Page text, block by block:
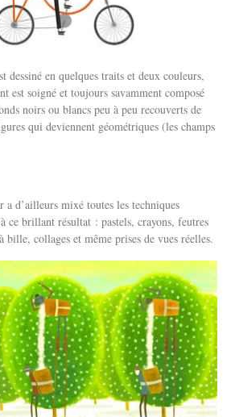
dessiné en quelques traits et deux couleurs,
est soigné et toujours savamment composé
noirs ou blancs peu à peu recouverts de
qui deviennent géométriques (les champs
d’ailleurs mixé toutes les techniques
ce brillant résultat : pastels, crayons, feutres
bille, collages et même prises de vues réelles.